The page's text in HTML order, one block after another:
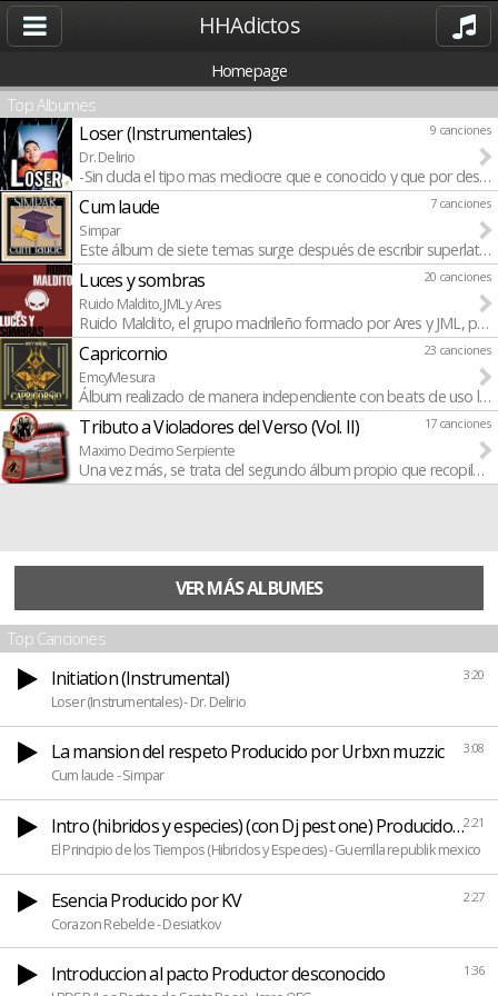
HHAdictos
Homepage
Top Albumes
9 canciones
Loser (Instrumentales)
Dr. Delirio
-Sin duda el tipo mas mediocre que e conocido y que por
7 canciones
Cum laude
Simpar
Este álbum de siete temas surge después de escribir
20 canciones
Luces y sombras
Ruido Maldito, JML y Ares
Ruido Maldito, el grupo madrileño formado por Ares y JML,
23 canciones
Capricornio
EmcyMesura
Álbum realizado de manera independiente con beats de uso
17 canciones
Tributo a Violadores del Verso (Vol. II)
Maximo Decimo Serpiente
Una vez más, se trata del segundo álbum propio que recopila
VER MÁS ALBUMES
Top Canciones
3:20
Initiation (Instrumental)
Loser (Instrumentales) - Dr. Delirio
3:08
La mansion del respeto Producido por Urbxn muzzic
Cum laude - Simpar
2:21
Intro (hibridos y especies) (con Dj pest one) Producido por
El Principio de los Tiempos (Hibridos y Especies) - Guerrilla republik mexico
2:27
Esencia Producido por KV
Corazon Rebelde - Desiatkov
1:36
Introduccion al pacto Productor desconocido